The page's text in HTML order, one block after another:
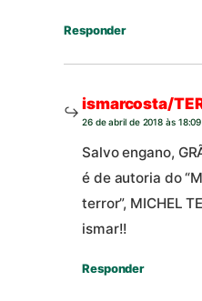
Responder
ismarcosta/
26 de abril de 2018 às 18:09
Salvo engano,
é de autoria do
terror”, MICHEL
ismar!!
Responder